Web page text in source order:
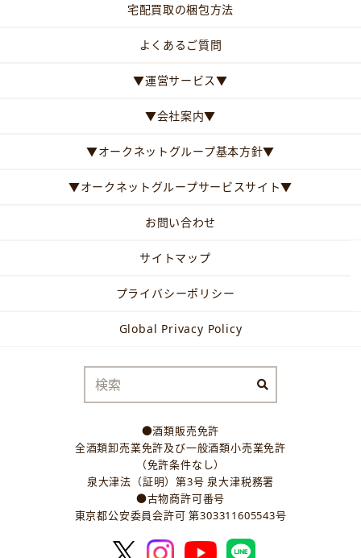
宅配買取の梱包方法
よくあるご質問
▼運営サービス▼
▼会社案内▼
▼オークネットグループ基本方針▼
▼オークネットグループサービスサイト▼
お問い合わせ
サイトマップ
プライバシーポリシー
Global Privacy Policy
●酒類販売免許
全酒類卸売業免許及び一般酒類小売業免許
（免許条件なし）
泉大津法（証明）第3号 泉大津税務署
●古物商許可番号
東京都公安委員会許可 第303311605543号